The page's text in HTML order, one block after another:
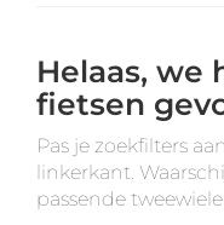
Helaas, we
fietsen
Pas je zoekfilters
linkerkant.
passende